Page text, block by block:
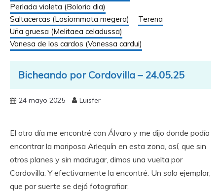
Perlada violeta (Boloria dia)
Saltacercas (Lasiommata megera)
Terena
Uña gruesa (Melitaea celadussa)
Vanesa de los cardos (Vanessa cardui)
Bicheando por Cordovilla – 24.05.25
24 mayo 2025 Luisfer
El otro día me encontré con Álvaro y me dijo donde podía
encontrar la mariposa Arlequín en esta zona, así, que sin
otros planes y sin madrugar, dimos una vuelta por
Cordovilla. Y efectivamente la encontré. Un solo ejemplar,
que por suerte se dejó fotografiar.